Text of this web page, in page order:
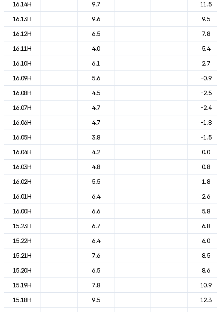
16.14H
9.7
11.5
16.13H
9.6
9.5
16.12H
6.5
7.8
16.11H
4.0
5.4
16.10H
6.1
2.7
16.09H
5.6
-0.9
16.08H
4.5
-2.5
16.07H
4.7
-2.4
16.06H
4.7
-1.8
16.05H
3.8
-1.5
16.04H
4.2
0.0
16.03H
4.8
0.8
16.02H
5.5
1.8
16.01H
6.4
2.6
16.00H
6.6
5.8
15.23H
6.7
6.8
15.22H
6.4
6.0
15.21H
7.6
8.5
15.20H
6.5
8.6
15.19H
7.8
10.9
15.18H
9.5
12.3